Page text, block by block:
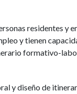
residentes y
y tienen
formativo-
y diseño de